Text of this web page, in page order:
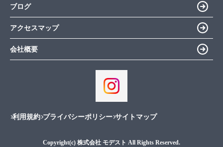
ブログ
アクセスマップ
会社概要
利用規約 プライバシーポリシー サイトマップ
Copyright(c) 株式会社 モデスト All Rights Reserved.